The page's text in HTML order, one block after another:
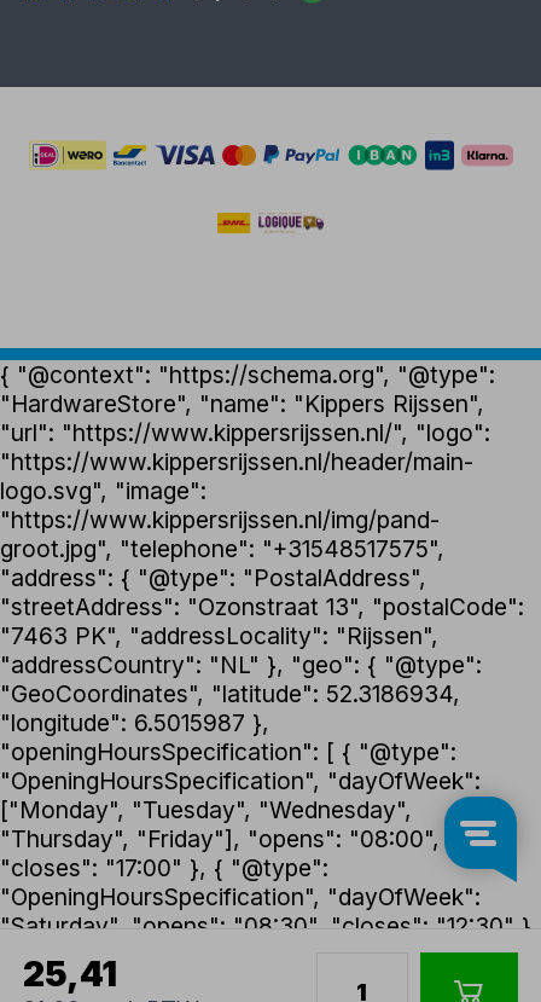
25,41
{ "@context": "https://schema.org", "@type":
"HardwareStore", "name": "Kippers Rijssen",
"url": "https://www.kippersrijssen.nl/", "logo":
"https://www.kippersrijssen.nl/header/main-
logo.svg", "image":
"https://www.kippersrijssen.nl/img/pand-
groot.jpg", "telephone": "+31548517575",
"address": { "@type": "PostalAddress",
"streetAddress": "Ozonstraat 13", "postalCode":
"7463 PK", "addressLocality": "Rijssen",
"addressCountry": "NL" }, "geo": { "@type":
"GeoCoordinates", "latitude": 52.3186934,
"longitude": 6.5015987 },
"openingHoursSpecification": [ { "@type":
"OpeningHoursSpecification", "dayOfWeek":
["Monday", "Tuesday", "Wednesday",
"Thursday", "Friday"], "opens": "08:00",
"closes": "17:00" }, { "@type":
"OpeningHoursSpecification", "dayOfWeek":
"Saturday", "opens": "08:30", "closes": "12:30" }
], "foundingDate": "1992", "founder": { "@type":
"Person", "name": "Henk Kippers" },